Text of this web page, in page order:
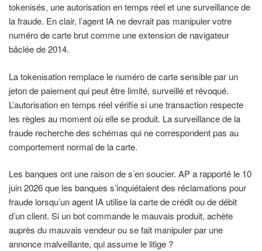
tokenisés, une autorisation en temps réel et une surveillance de
la fraude. En clair, l’agent IA ne devrait pas manipuler votre
numéro de carte brut comme une extension de navigateur
bâclée de 2014.
La tokenisation remplace le numéro de carte sensible par un
jeton de paiement qui peut être limité, surveillé et révoqué.
L’autorisation en temps réel vérifie si une transaction respecte
les règles au moment où elle se produit. La surveillance de la
fraude recherche des schémas qui ne correspondent pas au
comportement normal de la carte.
Les banques ont une raison de s’en soucier. AP a rapporté le 10
juin 2026 que les banques s’inquiétaient des réclamations pour
fraude lorsqu’un agent IA utilise la carte de crédit ou de débit
d’un client. Si un bot commande le mauvais produit, achète
auprès du mauvais vendeur ou se fait manipuler par une
annonce malveillante, qui assume le litige ?